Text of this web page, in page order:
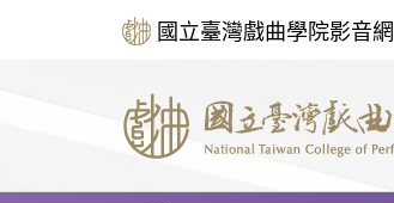
國立臺灣戲曲學院影音網